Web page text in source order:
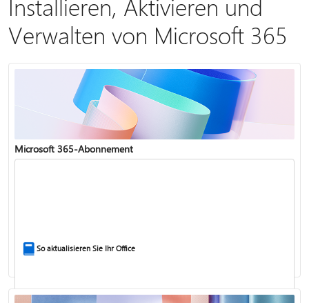
Installieren, Aktivieren und
Verwalten von Microsoft 365
Microsoft 365-Abonnement
So aktualisieren Sie Ihr Office